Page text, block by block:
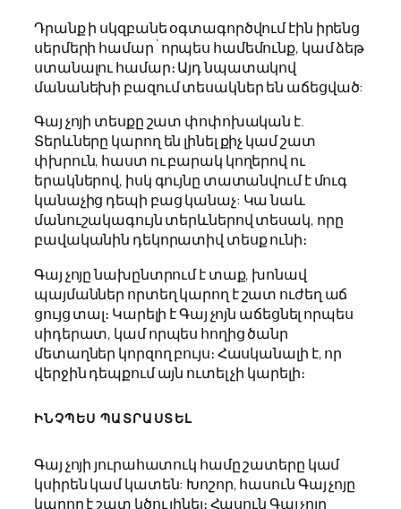
Դրանք ի սկզբանե օգտագործվում էին իրենց
սերմերի համար`որպես համեմունք, կամ ձեթ
ստանալու համար։ Այդ նպատակով
մանանեխի բազում տեսակներ են աճեցված:
Գայ չոյի տեսքը շատ փոփոխական է.
Տերևները կարող են լինել քիչ կամ շատ
փխրուն, հաստ ու բարակ կողերով ու
երակներով, իսկ գույնը տատանվում է մուգ
կանաչից դեպի բաց կանաչ: Կա նաև
մանուշակագույն տերևներով տեսակ, որը
բավականին դեկորատիվ տեսք ունի։
Գայ չոյը նախընտրում է տաք, խոնավ
պայմաններ որտեղ կարող է շատ ուժեղ աճ
ցույց տալ։ Կարելի է Գայ չոյն աճեցնել որպես
սիդերատ, կամ որպես հողից ծանր
մետաղներ կորզող բույս։ Հասկանալի է, որ
վերջին դեպքում այն ուտել չի կարելի։
ԻՆՉՊԵՍ ՊԱՏՐԱՍՏԵԼ
Գայ չոյի յուրահատուկ համը շատերը կամ
կսիրեն կամ կատեն: Խոշոր, հասուն Գայ չոյը
կարող է շատ կծու լինել։ Հասուն Գայ չոյը